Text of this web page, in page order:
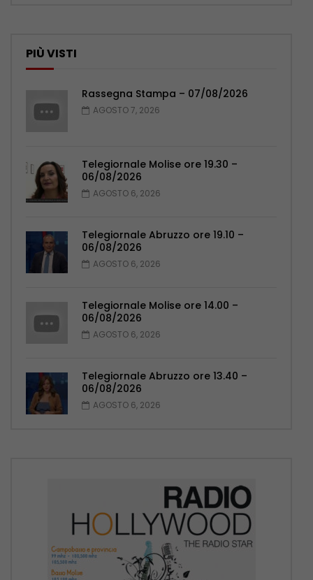
PIÙ VISTI
Rassegna Stampa – 07/08/2026
AGOSTO 7, 2026
Telegiornale Molise ore 19.30 –
06/08/2026
AGOSTO 6, 2026
Telegiornale Abruzzo ore 19.10 –
06/08/2026
AGOSTO 6, 2026
Telegiornale Molise ore 14.00 –
06/08/2026
AGOSTO 6, 2026
Telegiornale Abruzzo ore 13.40 –
06/08/2026
AGOSTO 6, 2026